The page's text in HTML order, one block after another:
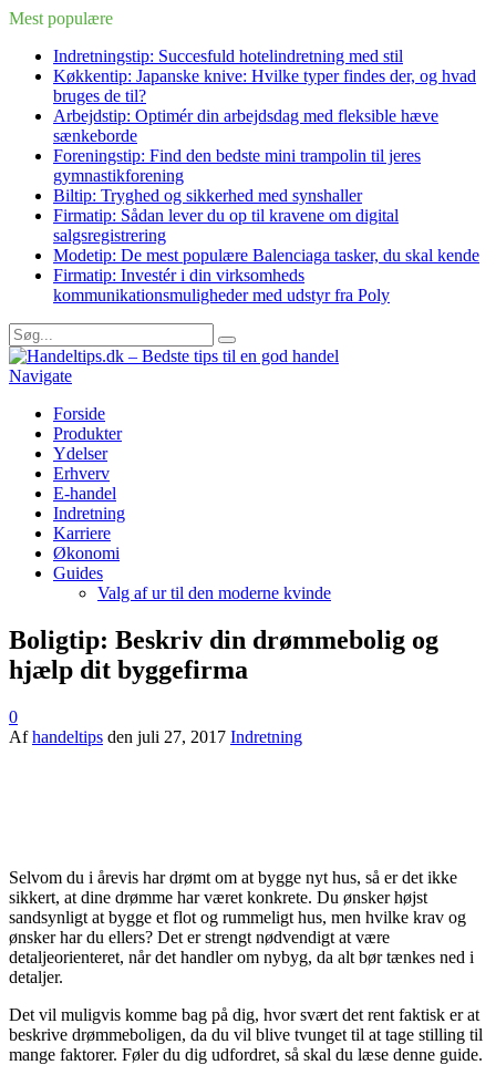
Mest populære
Indretningstip: Succesfuld hotelindretning med stil
Køkkentip: Japanske knive: Hvilke typer findes der, og hvad
bruges de til?
Arbejdstip: Optimér din arbejdsdag med fleksible hæve
sænkeborde
Foreningstip: Find den bedste mini trampolin til jeres
gymnastikforening
Biltip: Tryghed og sikkerhed med synshaller
Firmatip: Sådan lever du op til kravene om digital
salgsregistrering
Modetip: De mest populære Balenciaga tasker, du skal kende
Firmatip: Investér i din virksomheds
kommunikationsmuligheder med udstyr fra Poly
Navigate
Forside
Produkter
Ydelser
Erhverv
E-handel
Indretning
Karriere
Økonomi
Guides
Valg af ur til den moderne kvinde
Boligtip: Beskriv din drømmebolig og
hjælp dit byggefirma
0
Afhandeltips den juli 27, 2017 Indretning
Selvom du i årevis har drømt om at bygge nyt hus, så er det ikke
sikkert, at dine drømme har været konkrete. Du ønsker højst
sandsynligt at bygge et flot og rummeligt hus, men hvilke krav og
ønsker har du ellers? Det er strengt nødvendigt at være
detaljeorienteret, når det handler om nybyg, da alt bør tænkes ned i
detaljer.
Det vil muligvis komme bag på dig, hvor svært det rent faktisk er at
beskrive drømmeboligen, da du vil blive tvunget til at tage stilling til
mange faktorer. Føler du dig udfordret, så skal du læse denne guide.